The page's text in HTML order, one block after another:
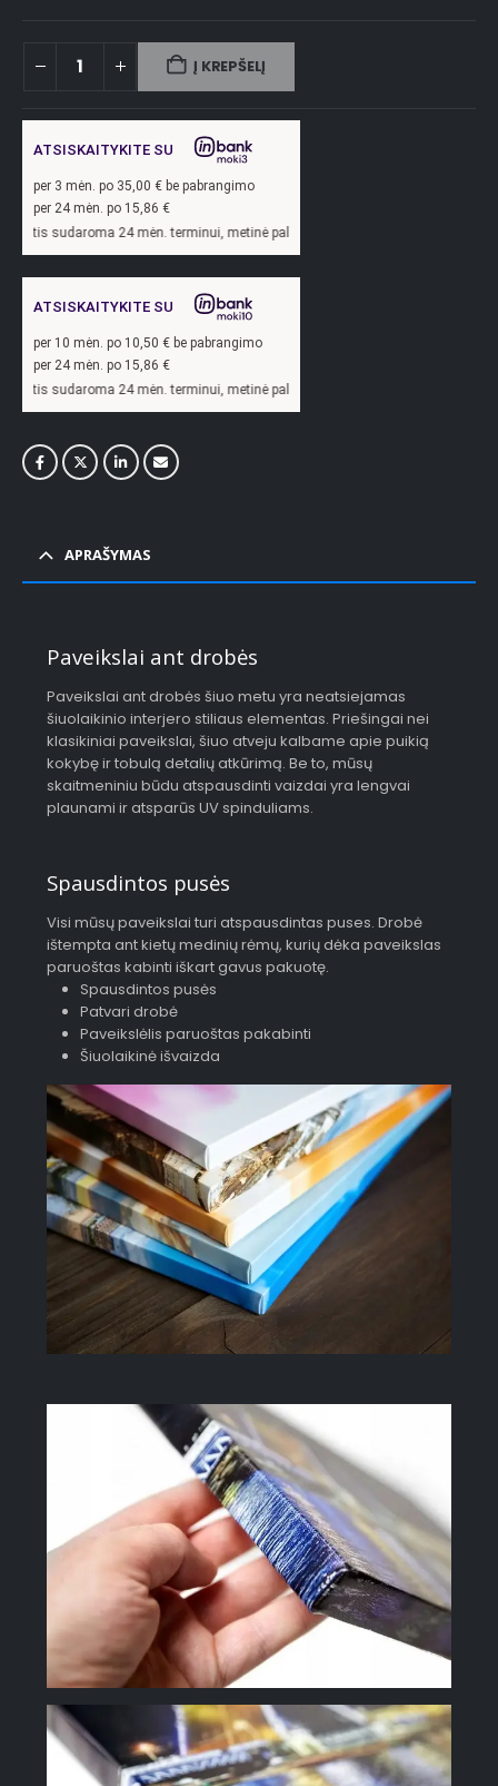
Į KREPŠELĮ
ATSISKAITYKITE SU
per 3 mėn. po 35,00 € be pabrangimo
per 24 mėn. po 15,86 €
24 mėn. terminui, metinė palūkanų norma –13,9
ATSISKAITYKITE SU
per 10 mėn. po 10,50 € be pabrangimo
per 24 mėn. po 15,86 €
24 mėn. terminui, metinė palūkanų norma –13,9
APRAŠYMAS
Paveikslai ant drobės
Paveikslai ant drobės šiuo metu yra neatsiejamas
šiuolaikinio interjero stiliaus elementas. Priešingai nei
klasikiniai paveikslai, šiuo atveju kalbame apie puikią
kokybę ir tobulą detalių atkūrimą. Be to, mūsų
skaitmeniniu būdu atspausdinti vaizdai yra lengvai
plaunami ir atsparūs UV spinduliams.
Spausdintos pusės
Visi mūsų paveikslai turi atspausdintas puses. Drobė
ištempta ant kietų medinių rėmų, kurių dėka paveikslas
paruoštas kabinti iškart gavus pakuotę.
Spausdintos pusės
Patvari drobė
Paveikslėlis paruoštas pakabinti
Šiuolaikinė išvaizda